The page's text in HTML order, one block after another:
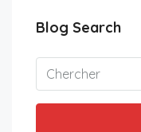
Blog Search